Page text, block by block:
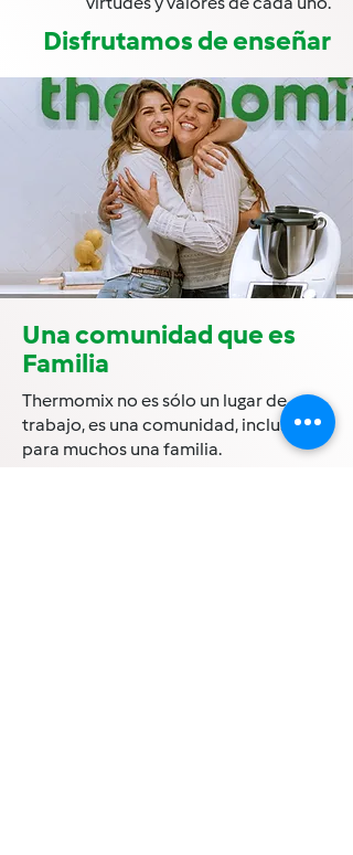
Disfrutamos de enseñar
Una comunidad que es
Familia
Thermomix no es sólo un lugar de
trabajo, es una comunidad, incluso
para muchos una familia.